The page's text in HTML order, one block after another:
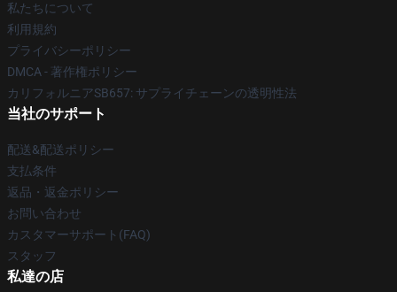
私たちについて
利用規約
プライバシーポリシー
DMCA - 著作権ポリシー
カリフォルニアSB657: サプライチェーンの透明性法
当社のサポート
配送&配送ポリシー
支払条件
返品・返金ポリシー
お問い合わせ
カスタマーサポート(FAQ)
スタッフ
私達の店